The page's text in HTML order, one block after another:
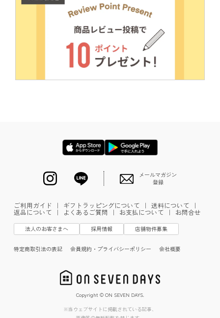
メールマガジン
登録
ご利用ガイド ｜ ギフトラッピングについて ｜ 送料について ｜
返品について ｜ よくあるご質問 ｜ お支払について ｜ お問合せ
法人のお客さまへ 採用情報 店舗物件募集
特定商取引法の表記 会員規約・プライバシーポリシー 会社概要
Copyright © ON SEVEN DAYS.
※当ウェブサイトに掲載されている記事、